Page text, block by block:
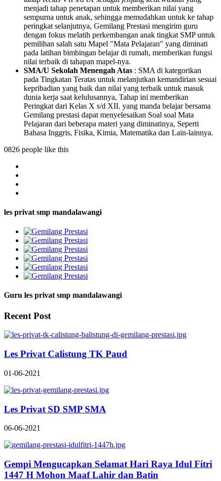
menjadi tahap penetapan untuk memberikan nilai yang
sempurna untuk anak, sehingga memudahkan untuk ke tahap
peringkat selanjutnya, Gemilang Prestasi mengirim guru
dengan fokus melatih perkembangan anak tingkat SMP untuk
pemilihan salah satu Mapel "Mata Pelajaran" yang diminati
pada latihan bimbingan belajar di rumah, memberikan fungsi
nilai terbaik di tahapan mapel-nya.
SMA/U Sekolah Menengah Atas : SMA di kategorikan
pada Tingkatan Teratas untuk melanjutkan kemandirian sesuai
kepribadian yang baik dan nilai yang terbaik untuk masuk
dunia kerja saat kelulusannya, Tahap ini memberikan
Peringkat dari Kelas X s/d XII. yang manda belajar bersama
Gemilang prestasi dapat menyelesaikan Soal soal Mata
Pelajaran dari beberapa materi yang diminatinya, Seperti
Bahasa Inggris, Fisika, Kimia, Matematika dan Lain-lainnya.
0826 people like this
les privat smp mandalawangi
Guru les privat smp mandalawangi
Recent Post
Les Privat Calistung TK Paud
01-06-2021
Les Privat SD SMP SMA
06-06-2021
Gempi Mengucapkan Selamat Hari Raya Idul Fitri
1447 H Mohon Maaf Lahir dan Batin